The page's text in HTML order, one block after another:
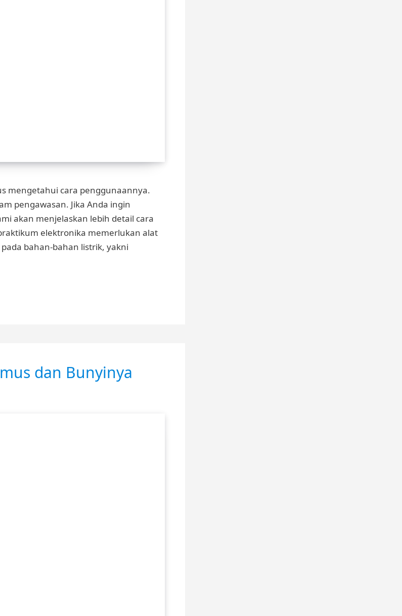
mengetahui cara penggunaannya.
pengawasan. Jika Anda ingin
akan menjelaskan lebih detail cara
elektronika memerlukan alat
bahan-bahan listrik, yakni
dan Bunyinya